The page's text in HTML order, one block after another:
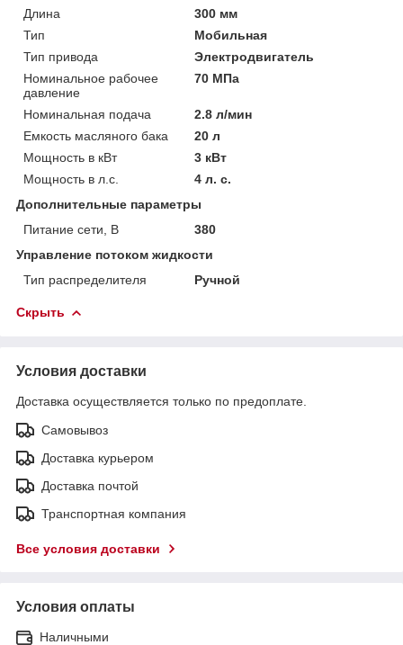
Длина
300 мм
Тип
Мобильная
Тип привода
Электродвигатель
Номинальное рабочее
давление
70 МПа
Номинальная подача
2.8 л/мин
Емкость масляного бака
20 л
Мощность в кВт
3 кВт
Мощность в л.с.
4 л. с.
Дополнительные параметры
Питание сети, В
380
Управление потоком жидкости
Тип распределителя
Ручной
Скрыть
Условия доставки
Доставка осуществляется только по предоплате.
Самовывоз
Доставка курьером
Доставка почтой
Транспортная компания
Все условия доставки
Условия оплаты
Наличными